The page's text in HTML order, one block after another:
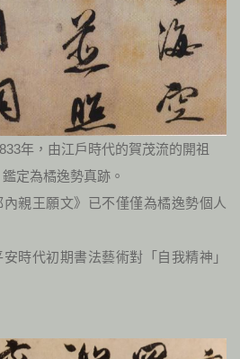
年，由江戶時代的賀茂流的開祖
定為橘逸勢真跡。
親王願文》已不僅僅為橘逸勢個人
時代初期書法藝術對「自我精神」